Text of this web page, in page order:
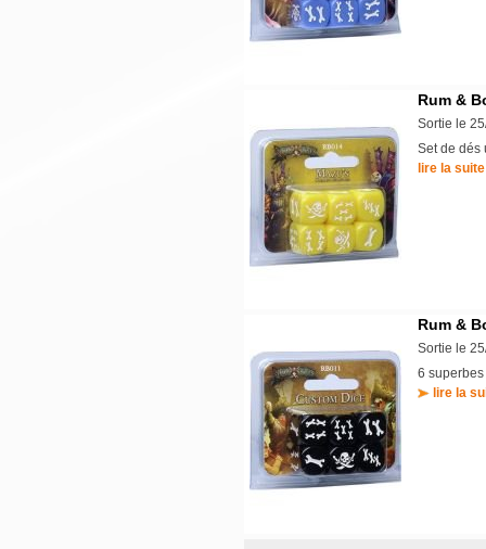
Rum &
Sortie le
Set de dés
lire la suite
Rum &
Sortie le
6
lire la